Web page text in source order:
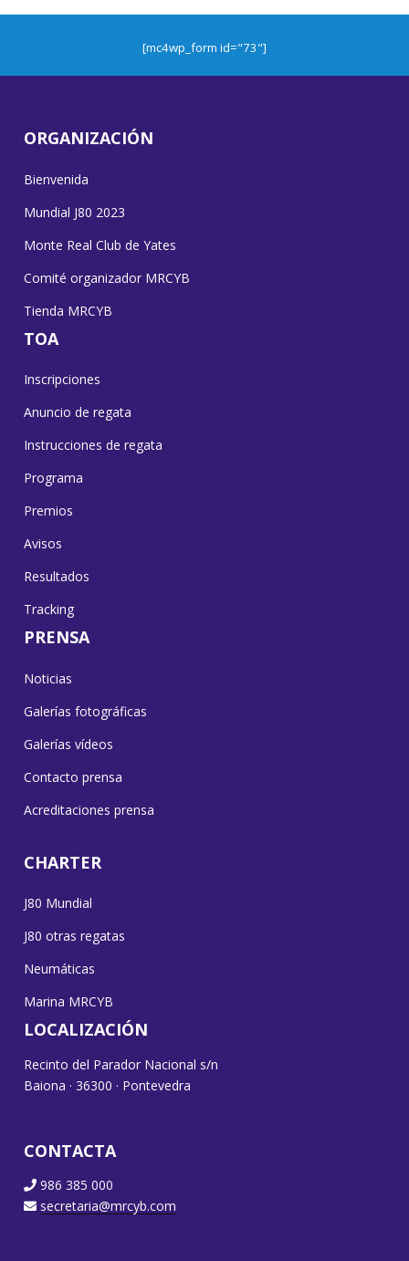
[mc4wp_form id="73"]
ORGANIZACIÓN
Bienvenida
Mundial J80 2023
Monte Real Club de Yates
Comité organizador MRCYB
Tienda MRCYB
TOA
Inscripciones
Anuncio de regata
Instrucciones de regata
Programa
Premios
Avisos
Resultados
Tracking
PRENSA
Noticias
Galerías fotográficas
Galerías vídeos
Contacto prensa
Acreditaciones prensa
CHARTER
J80 Mundial
J80 otras regatas
Neumáticas
Marina MRCYB
LOCALIZACIÓN
Recinto del Parador Nacional s/n
Baiona · 36300 · Pontevedra
CONTACTA
986 385 000
secretaria@mrcyb.com